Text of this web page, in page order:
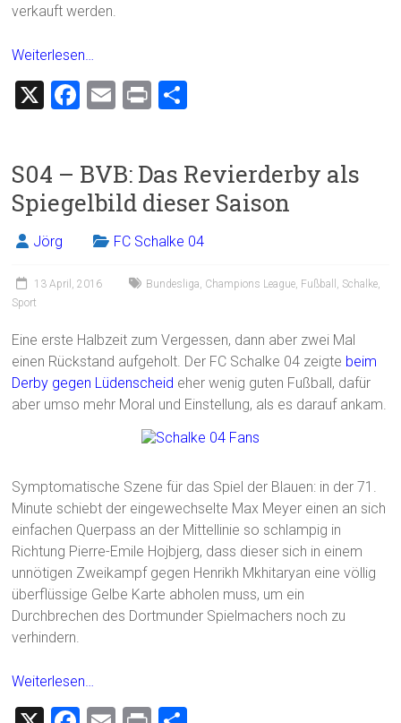
verkauft werden.
Weiterlesen…
X
F
b
o
ok
E
l
Pr
n
S04 – BVB: Das Revierderby als
Spiegelbild dieser Saison
Jörg FC Schalke 04
13 April, 2016 Bundesliga, Champions League, Fußball , Schalke,
Sport
Eine erste Halbzeit zum Vergessen, dann aber zwei Mal
einen Rückstand aufgeholt. Der FC Schalke 04 zeigte beim
Derby gegen Lüdenscheid eher wenig guten Fußball, dafür
aber umso mehr Moral und Einstellung, als es darauf ankam.
Symptomatische Szene für das Spiel der Blauen: in der 71.
Minute schiebt der eingewechselte Max Meyer einen an sich
einfachen Querpass an der Mittellinie so schlampig in
Richtung Pierre-Emile Hojbjerg, dass dieser sich in einem
unnötigen Zweikampf gegen Henrikh Mkhitaryan eine völlig
überflüssige Gelbe Karte abholen muss, um ein
Durchbrechen des Dortmunder Spielmachers noch zu
verhindern.
Weiterlesen…